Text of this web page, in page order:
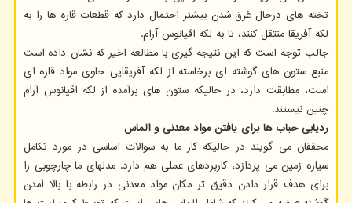
تخته های درحال غرق شدن بیشتر احتمال دارد که قطعات قاره ها را به
لکه آفریقا منتقل کنند، تا به لکه اقیانوس آرام.
جالب توجه است که این نتیجه گیری با مطالعه اخیر که نشان داده است
منبع ستون های گوشته ای برخاسته از لکه آفریقایی حاوی مواد قاره ای
است، مطابقت دارد، در حالیکه ستون های برآمده از لکه اقیانوس آرام
چنین نیستند.
ردیابی حباب ها برای یافتن مواد معدنی و الماس
محققان می گویند در حالیکه کار ما به سوالات اساسی در مورد تکامل
سیاره زمین می پردازد، کاربردهای عملی هم دارد. مدلهای ما چارچوبی را
برای هدف قرار دادن دقیق تر مکان مواد معدنی در رابطه با بالا آمدن